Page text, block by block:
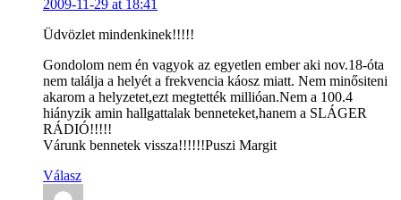
2009-11-29 at 18:41
Üdvözlet mindenkinek!!!!!
Gondolom nem én vagyok az egyetlen ember aki nov.18-óta
nem találja a helyét a frekvencia káosz miatt. Nem minősiteni
akarom a helyzetet,ezt megtették millióan.Nem a 100.4
hiányzik amin hallgattalak benneteket,hanem a SLÁGER
RÁDIÓ!!!!!
Várunk bennetek vissza!!!!!!Puszi Margit
Válasz